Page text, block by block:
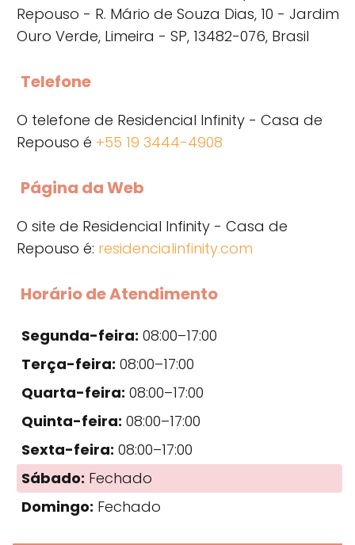
Repouso - R. Mário de Souza Dias, 10 - Jardim
Ouro Verde, Limeira - SP, 13482-076, Brasil
Telefone
O telefone de Residencial Infinity - Casa de
Repouso é +55 19 3444-4908
Página da Web
O site de Residencial Infinity - Casa de
Repouso é: residencialinfinity.com
Horário de Atendimento
Segunda-feira: 08:00–17:00
Terça-feira: 08:00–17:00
Quarta-feira: 08:00–17:00
Quinta-feira: 08:00–17:00
Sexta-feira: 08:00–17:00
Sábado: Fechado
Domingo: Fechado